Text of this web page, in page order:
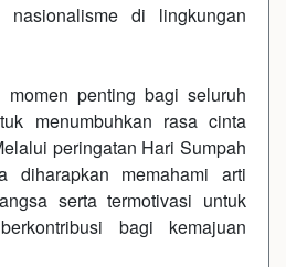
nasionalisme di lingkungan
penting bagi seluruh
menumbuhkan rasa cinta
peringatan Hari Sumpah
diharapkan memahami arti
serta termotivasi untuk
bagi kemajuan